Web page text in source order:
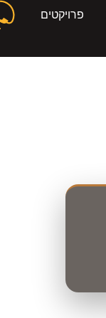
פרויקטים